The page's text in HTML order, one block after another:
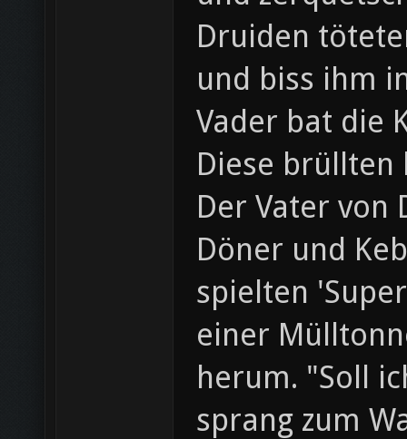
Druiden
und biss ihm
Vader bat die
Diese brüllten
Der Vater von
Döner und
spielten
einer
herum. "Soll
sprang zum